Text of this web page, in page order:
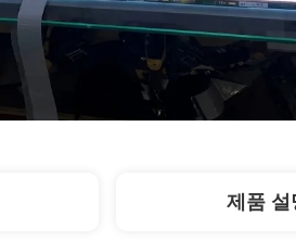
제품 설